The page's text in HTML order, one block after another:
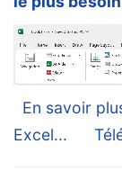
En savoir
Excel...